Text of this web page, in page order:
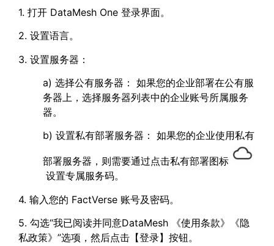
1. 打开 DataMesh One 登录界面。
2. 设置语言。
3. 设置服务器：
a) 选择公有服务器： 如果您的企业部署在公有服
务器上，选择服务器列表中的企业账号所属服务
器。
b) 设置私有部署服务器： 如果您的企业使用私有
部署服务器，则需要通过点击私有部署图标
设置专属服务码。
4. 输入您的 FactVerse 账号及密码。
5. 勾选“我已阅读并同意DataMesh 《使用条款》《隐
私政策》”选项，然后点击【登录】按钮。